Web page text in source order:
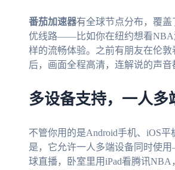
番茄加速器有全球节点分布，覆
优线路——比如你在纽约想看NBA
样的流畅体验。之前有朋友在伦
后，画面全程高清，连解说的声音
多设备支持，一人多
不管你用的是Android手机、iOS平
是，它允许一人多端设备同时使
球直播，卧室里用iPad看腾讯